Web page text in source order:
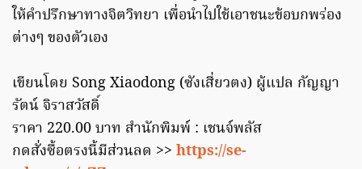
ให้คำปรึกษาทางจิตวิทยา เพื่อนำไปใช้เอาชนะข้อบกพร่อง
ต่างๆ ของตัวเอง
เขียนโดย Song Xiaodong (ซังเสี่ยวตง) ผู้แปล กัญญา
รัตน์ จิราสวัสดิ์
ราคา 220.00 บาท สำนักพิมพ์ : เชนจ์พลัส
กดสั่งซื้อตรงนี้มีส่วนลด >> https://se-